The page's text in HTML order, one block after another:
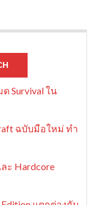
Survival ใน
ฉบับมือใหม่ ทำ
ะ Hardcore